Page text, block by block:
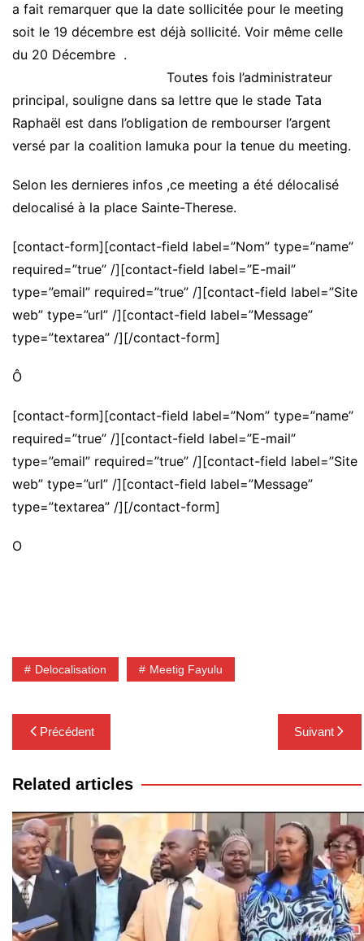
a fait remarquer que la date sollicitée pour le meeting
soit le 19 décembre est déjà sollicité. Voir même celle
du 20 Décembre .
Toutes fois l’administrateur
principal, souligne dans sa lettre que le stade Tata
Raphaël est dans l’obligation de rembourser l’argent
versé par la coalition lamuka pour la tenue du meeting.
Selon les dernieres infos ,ce meeting a été délocalisé
delocalisé à la place Sainte-Therese.
[contact-form][contact-field label=”Nom” type=”name”
required=”true” /][contact-field label=”E-mail”
type=”email” required=”true” /][contact-field label=”Site
web” type=”url” /][contact-field label=”Message”
type=”textarea” /][/contact-form]
Ô
[contact-form][contact-field label=”Nom” type=”name”
required=”true” /][contact-field label=”E-mail”
type=”email” required=”true” /][contact-field label=”Site
web” type=”url” /][contact-field label=”Message”
type=”textarea” /][/contact-form]
O
Delocalisation Meetig Fayulu
Navigation
de
l’article
Précédent Suivant
Related articles